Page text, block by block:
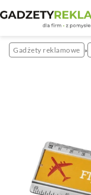
Gadżety reklamowe »